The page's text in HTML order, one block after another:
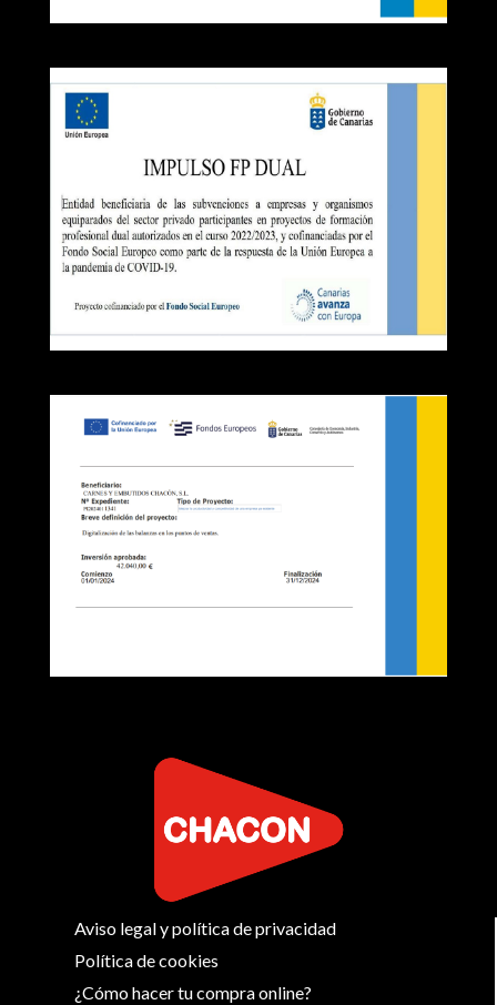
Aviso legal y política de privacidad
Política de cookies
¿Cómo hacer tu compra online?